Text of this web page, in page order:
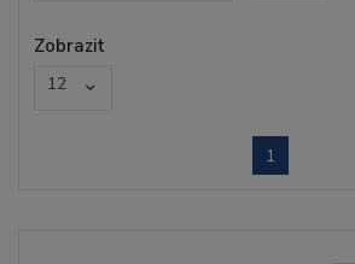
Zobrazit
12
1